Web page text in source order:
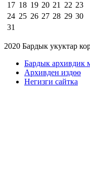
17 18 19 20 21 22 23
24 25 26 27 28 29 30
31
2020 Бардык укуктар
Бардык архивдик
Архивден издөө
Негизги сайтка